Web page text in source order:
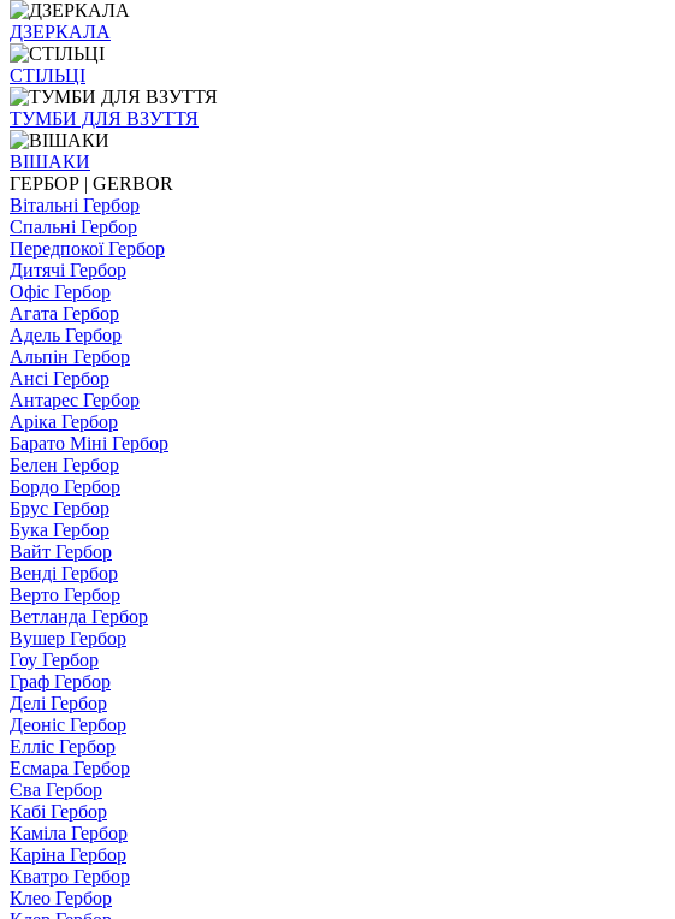
ДЗЕРКАЛА
СТІЛЬЦI
ТУМБИ ДЛЯ ВЗУТТЯ
ВІШАКИ
ГЕРБОР | GERBOR
Вітальні Гербор
Спальні Гербор
Передпокої Гербор
Дитячі Гербор
Офіс Гербор
Агата Гербор
Адель Гербор
Альпін Гербор
Ансі Гербор
Антарес Гербор
Аріка Гербор
Барато Міні Гербор
Белен Гербор
Бордо Гербор
Брус Гербор
Бука Гербор
Вайт Гербор
Венді Гербор
Верто Гербор
Ветланда Гербор
Вушер Гербор
Гоу Гербор
Граф Гербор
Делі Гербор
Деоніс Гербор
Елліс Гербор
Есмара Гербор
Єва Гербор
Кабі Гербор
Каміла Гербор
Каріна Гербор
Кватро Гербор
Клео Гербор